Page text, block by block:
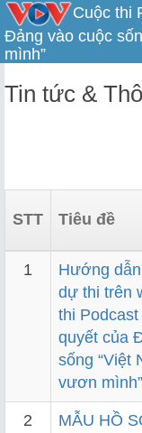
Cuộc thi
Đảng vào cuộc
mình”
Tin tức &
STT Tiêu đề
1
Hướng
dự thi trên
thi
quyết của
sống “Việt
vươn mình”
2
MẪU HỒ